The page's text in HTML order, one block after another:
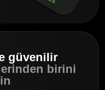
güvenilir
birini